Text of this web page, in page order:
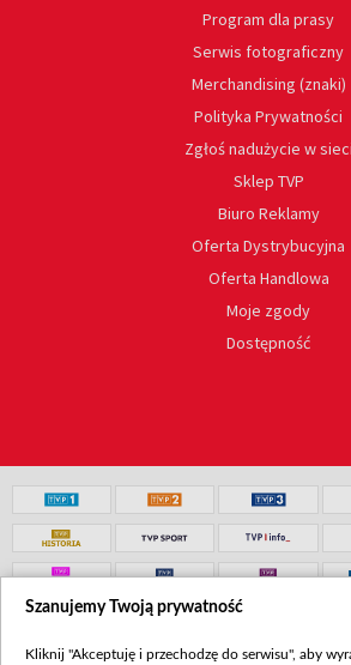
Program dla prasy
Serwis fotograficzny
Merchandising (znaki)
Polityka Prywatności
Zgłoś nadużycie w sieci
Sklep TVP
Biuro Reklamy
Oferta Dystrybucyjna
Oferta Handlowa
Moje zgody
Dostępność
Szanujemy Twoją prywatność
Kliknij "Akceptuję i przechodzę do serwisu", aby